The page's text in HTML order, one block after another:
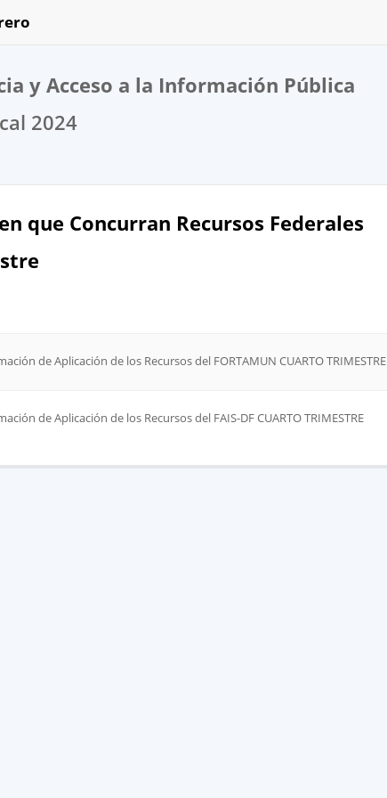
y Acceso a la Información Pública
2024
que Concurran Recursos Federales
de Aplicación de los Recursos del FORTAMUN CUARTO TRIMESTRE
de Aplicación de los Recursos del FAIS-DF CUARTO TRIMESTRE